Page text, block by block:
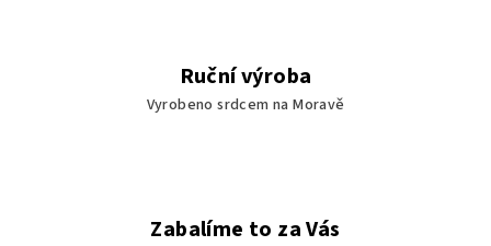
Ruční výroba
Vyrobeno srdcem na Moravě
Zabalíme to za Vás